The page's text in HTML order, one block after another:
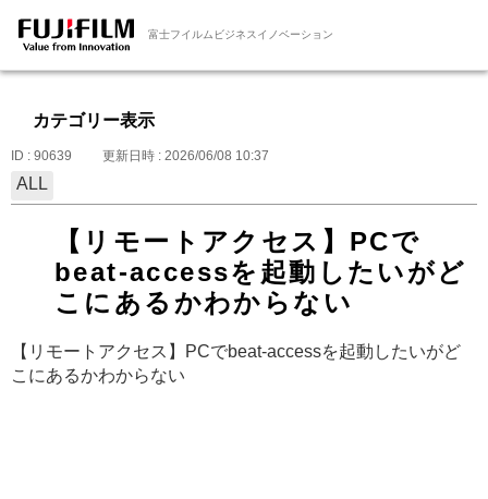
富士フイルムビジネスイノベーション
カテゴリー表示
ID : 90639 更新日時 : 2026/06/08 10:37
ALL
【リモートアクセス】PCで
beat-accessを起動したいがど
こにあるかわからない
【リモートアクセス】PCでbeat-accessを起動したいがど
こにあるかわからない